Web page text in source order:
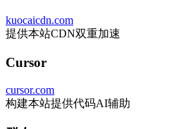
kuocaicdn.com
提供本站CDN双重加速
Cursor
cursor.com
构建本站提供代码AI辅助